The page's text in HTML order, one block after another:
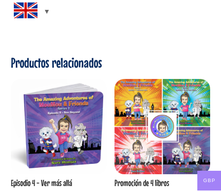
Productos relacionados
Episodio 4 - Ver más allá Promoción de 4 libros GBP